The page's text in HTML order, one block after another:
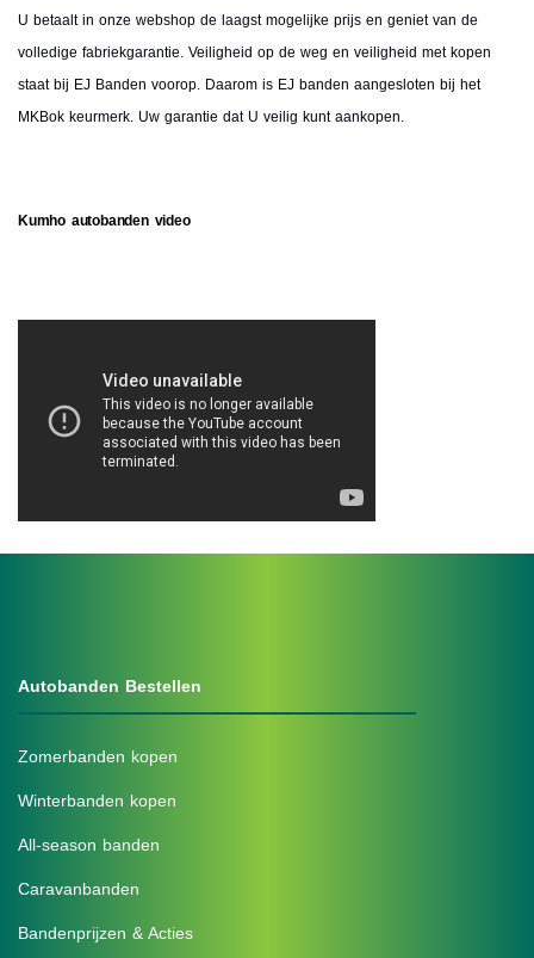
U betaalt in onze webshop de laagst mogelijke prijs en geniet van de
volledige fabriekgarantie. Veiligheid op de weg en veiligheid met kopen
staat bij EJ Banden voorop. Daarom is EJ banden aangesloten bij het
MKBok keurmerk. Uw garantie dat U veilig kunt aankopen.
Kumho autobanden video
Autobanden Bestellen
Zomerbanden kopen
Winterbanden kopen
All-season banden
Caravanbanden
Bandenprijzen & Acties